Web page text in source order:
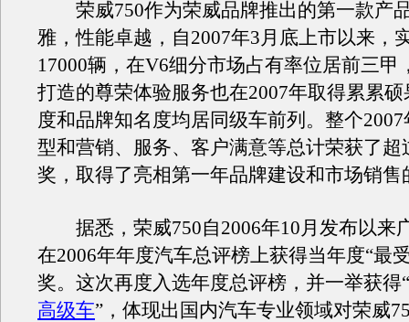
荣威750作为荣威品牌推出的第一款产
雅，性能卓越，自2007年3月底上市以来，
17000辆，在V6细分市场占有率位居前三甲
打造的尊荣体验服务也在2007年取得累累
度和品牌知名度均居同级车前列。整个
型和营销、服务、客户满意等总计荣获了超
奖，取得了亮相第一年品牌建设和市场销售
据悉，荣威750自2006年10月发布以来
在2006年年度汽车总评榜上获得当年度“最
奖。这次再度入选年度总评榜，并一举获得
高级车”，体现出国内汽车专业领域对荣威